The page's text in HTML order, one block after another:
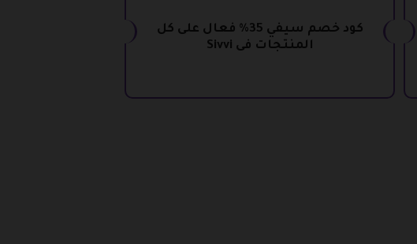
كود خصم سيفي 35% فعال على كل
المنتجات فى Sivvi